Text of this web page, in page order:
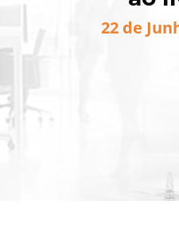
22 de